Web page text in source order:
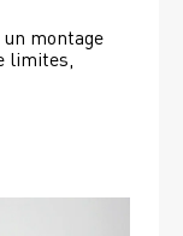
montage
limites,